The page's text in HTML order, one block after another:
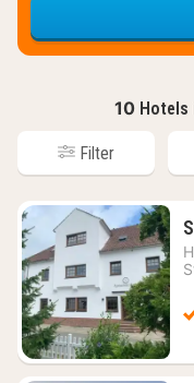
10 Hotels
Filter